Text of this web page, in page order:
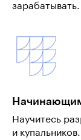
зарабатывать.
Научитесь
и